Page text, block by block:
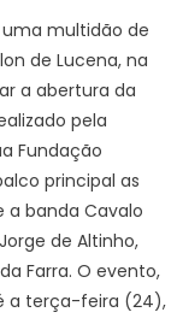
multidão de
de Lucena, na
a abertura da
pela
Fundação
principal as
a banda Cavalo
de Altinho,
Farra. O evento,
a terça-feira (24),